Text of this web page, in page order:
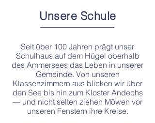
Unsere Schule
Seit über 100 Jahren prägt unser
Schulhaus auf dem Hügel oberhalb
des Ammersees das Leben in unserer
Gemeinde. Von unseren
Klassenzimmern aus blicken wir über
den See bis hin zum Kloster Andechs
— und nicht selten ziehen Möwen vor
unseren Fenstern ihre Kreise.